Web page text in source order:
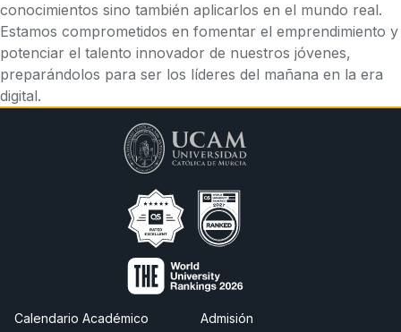
conocimientos sino también aplicarlos en el mundo real.
Estamos comprometidos en fomentar el emprendimiento y
potenciar el talento innovador de nuestros jóvenes,
preparándolos para ser los líderes del mañana en la era
digital.
Calendario Académico Admisión